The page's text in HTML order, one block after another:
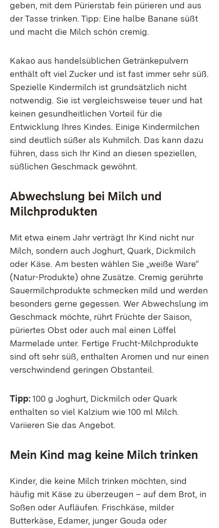
geben, mit dem Pürierstab fein pürieren und aus
der Tasse trinken. Tipp: Eine halbe Banane süßt
und macht die Milch schön cremig.
Kakao aus handelsüblichen Getränkepulvern
enthält oft viel Zucker und ist fast immer sehr süß.
Spezielle Kindermilch ist grundsätzlich nicht
notwendig. Sie ist vergleichsweise teuer und hat
keinen gesundheitlichen Vorteil für die
Entwicklung Ihres Kindes. Einige Kindermilchen
sind deutlich süßer als Kuhmilch. Das kann dazu
führen, dass sich Ihr Kind an diesen speziellen,
süßlichen Geschmack gewöhnt.
Abwechslung bei Milch und
Milchprodukten
Mit etwa einem Jahr verträgt Ihr Kind nicht nur
Milch, sondern auch Joghurt, Quark, Dickmilch
oder Käse. Am besten wählen Sie „weiße Ware“
(Natur-Produkte) ohne Zusätze. Cremig gerührte
Sauermilchprodukte schmecken mild und werden
besonders gerne gegessen. Wer Abwechslung im
Geschmack möchte, rührt Früchte der Saison,
püriertes Obst oder auch mal einen Löffel
Marmelade unter. Fertige Frucht-Milchprodukte
sind oft sehr süß, enthalten Aromen und nur einen
verschwindend geringen Obstanteil.
Tipp:100 g Joghurt, Dickmilch oder Quark
enthalten so viel Kalzium wie 100 ml Milch.
Variieren Sie das Angebot.
Mein Kind mag keine Milch trinken
Kinder, die keine Milch trinken möchten, sind
häufig mit Käse zu überzeugen – auf dem Brot, in
Soßen oder Aufläufen. Frischkäse, milder
Butterkäse, Edamer, junger Gouda oder